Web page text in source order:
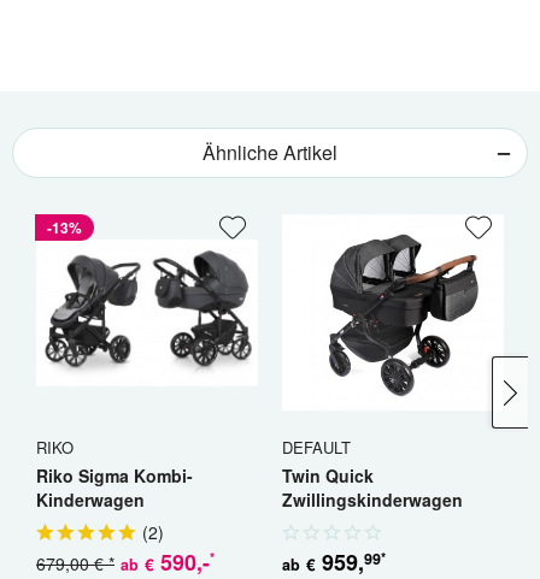
Ähnliche Artikel
-13%
RIKO
Riko Sigma Kombi-
Kinderwagen
(2)
ab € 590,-*
679,00 € *
DEFAULT
Twin Quick
Zwillingskinderwagen
Geschwisterwagen
ab € 959,99*